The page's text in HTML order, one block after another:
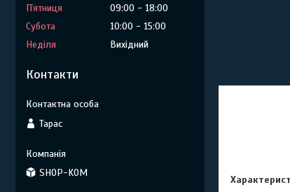
Пʼятниця
09:00
18:00
Субота
10:00
15:00
Неділя
Вихідний
Контакти
Тарас
SHOP-KOM